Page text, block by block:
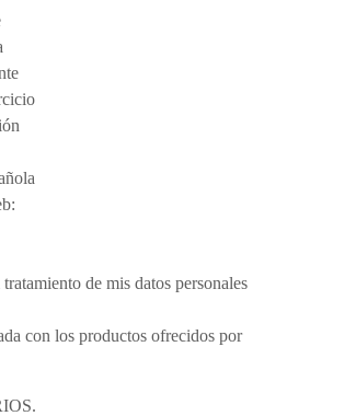
de mis datos personales
con los productos ofrecidos por